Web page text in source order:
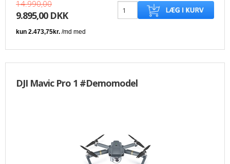
14.990,00
9.895,00 DKK
DJI Mavic Pro 1 #Demomodel